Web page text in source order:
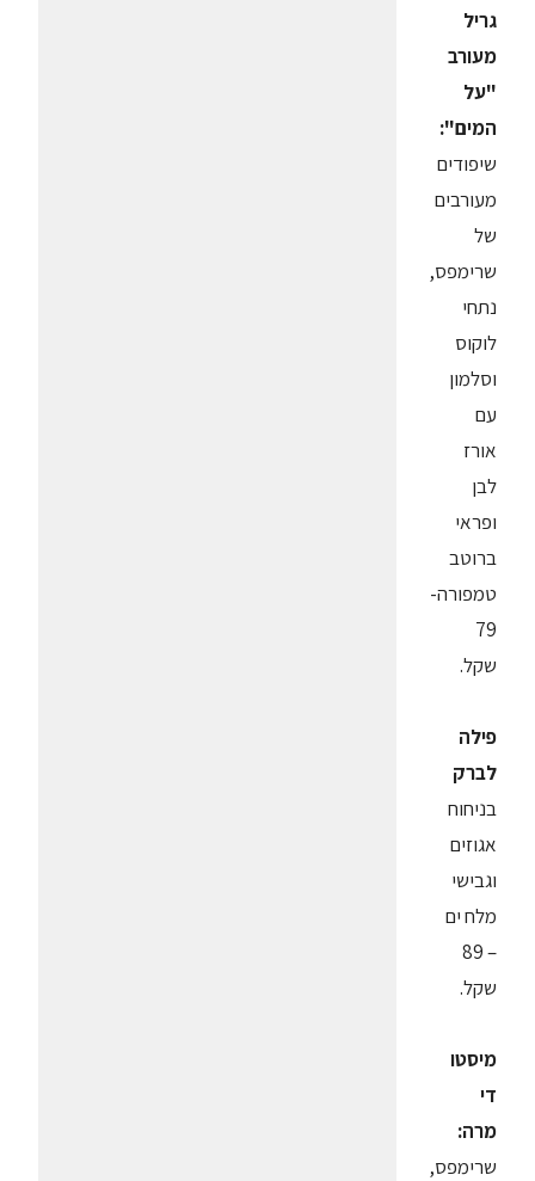
גריל
מעורב
"על
המים":
שיפודים
מעורבים
של
שרימפס,
נתחי
לוקוס
וסלמון
עם
אורז
לבן
ופראי
ברוטב
טמפורה-
79
שקל.
פילה
לברק
בניחוח
אגוזים
וגבישי
מלח ים
– 89
שקל.
מיסטו
די
מרה:
שרימפס,